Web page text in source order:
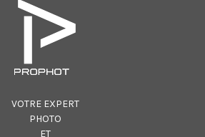
VOTRE EXPERT
PHOTO
ET